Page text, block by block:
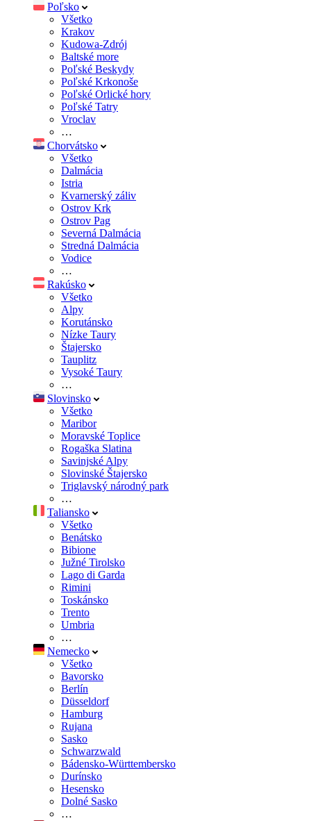
Poľsko
Všetko
Krakov
Kudowa-Zdrój
Baltské more
Poľské Beskydy
Poľské Krkonoše
Poľské Orlické hory
Poľské Tatry
Vroclav
…
Chorvátsko
Všetko
Dalmácia
Istria
Kvarnerský záliv
Ostrov Krk
Ostrov Pag
Severná Dalmácia
Stredná Dalmácia
Vodice
…
Rakúsko
Všetko
Alpy
Korutánsko
Nízke Taury
Štajersko
Tauplitz
Vysoké Taury
…
Slovinsko
Všetko
Maribor
Moravské Toplice
Rogaška Slatina
Savinjské Alpy
Slovinské Štajersko
Triglavský národný park
…
Taliansko
Všetko
Benátsko
Bibione
Južné Tirolsko
Lago di Garda
Rimini
Toskánsko
Trento
Umbria
…
Nemecko
Všetko
Bavorsko
Berlín
Düsseldorf
Hamburg
Rujana
Sasko
Schwarzwald
Bádensko-Württembersko
Durínsko
Hesensko
Dolné Sasko
…